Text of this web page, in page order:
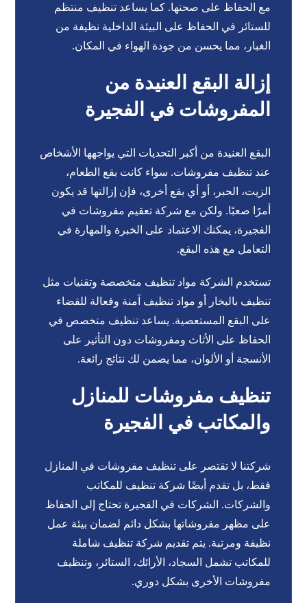
مع الحفاظ على صحتها. كما يساعد تنظيف منتظم
للستائر في الحفاظ على البيئة الداخلية نظيفة من
الغبار، مما يحسن من جودة الهواء في المكان.
إزالة البقع العنيدة من
المفروشات في الفجيرة
البقع العنيدة من أكبر التحديات التي يواجهها الأشخاص
عند تنظيف مفروشات. سواء كانت بقع الطعام،
الزيت، الحبر، أو أي بقع أخرى، فإن إزالتها قد يكون
أمرًا صعبًا. ولكن مع شركة تعقيم مفروشات في
الفجيرة، يمكنك الاعتماد على الخبرة والمهارة في
التعامل مع هذه البقع.
تستخدم الشركة مواد تنظيف متخصصة وتقنيات مثل
تنظيف بالبخار أو مواد تنظيف آمنة وفعالة للقضاء
على البقع المستعصية. يساعد تنظيف متخصص في
الحفاظ على الأثاث ومفروشات دون التأثير على
الأنسجة أو الألوان، مما يضمن لك نتائج رائعة.
تنظيف مفروشات للمنازل
والمكاتب في الفجيرة
شركتنا لا تقتصر على تنظيف مفروشات في المنازل
فقط، بل تقدم أيضًا شركة تنظيف للمكاتب
والشركات. الشركات في الفجيرة تحتاج إلى الحفاظ
على مظهر مفروشاتها بشكل دائم لضمان بيئة عمل
نظيفة ومرتبة. يتم تقديم شركة تنظيف شاملة
للمكاتب تشمل السجاد، الأرائك، الستائر، وتنظيف
مفروشات الأخرى بشكل دوري.